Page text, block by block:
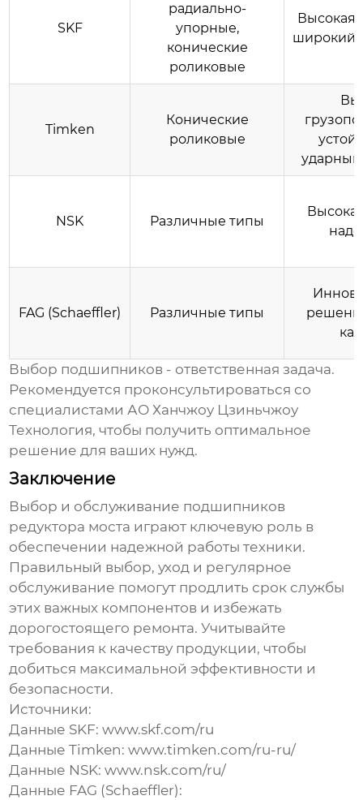
SKF
радиально-
упорные,
конические
роликовые
Высокая
широкий
Timken
Конические
роликовые
NSK Различные типы
FAG (Schaeffler) Различные типы
Выбор подшипников - ответственная задача.
Рекомендуется проконсультироваться со
специалистамиАО Ханчжоу Цзиньчжоу
Технология, чтобы получить оптимальное
решение для ваших нужд.
Заключение
Выбор и обслуживание подшипников
редуктора моста играют ключевую роль в
обеспечении надежной работы техники.
Правильный выбор, уход и регулярное
обслуживание помогут продлить срок службы
этих важных компонентов и избежать
дорогостоящего ремонта. Учитывайте
требования к качеству продукции, чтобы
добиться максимальной эффективности и
безопасности.
Источники:
Данные SKF:www.skf.com/ru
Данные Timken:www.timken.com/ru-ru/
Данные NSK:www.nsk.com/ru/
Данные FAG (Schaeffler):